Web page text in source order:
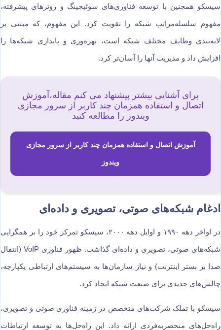
سیسکو همچنین با توسعه فناوری‌های سوئیچینگ و روترهای پیشرفته،
مفهوم سلسله‌مراتب شبکه را تقویت کرد. این مفهوم، که مبتنی بر
لایه‌بندی وظایف مختلف شبکه است، بهره‌وری و پایداری شبکه‌ها را
افزایش داد و مدیریت آنها را آسان‌تر کرد.
برای آشنایی بیشتر پیشنهاد می کنم مقاله،آموزش
اتصال و استفاده همزمان چند کاربر از سرور مجازی
ویندوز را مطالعه کنید
آموزش اتصال و استفاده همزمان چند کاربر از سرور مجازی
ویندوز
ادغام شبکه‌های صوتی، تصویری و داده‌ای
در اواخر دهه ۱۹۹۰ و اوایل دهه ۲۰۰۰، سیسکو تمرکز خود را بر همگرایی
شبکه‌های صوتی، تصویری و داده‌ای گذاشت. ظهور فناوری VoIP (انتقال
صدا بر بستر اینترنت) و نیاز سازمان‌ها به سیستم‌های ارتباطی یکپارچه،
چالش‌های جدیدی برای صنعت شبکه ایجاد کرد.
سیسکو با تملک شرکت‌های متخصص در زمینه فناوری صوتی و تصویری،
راه‌حل‌های منحصربه‌فردی ارائه داد. این راه‌حل‌ها به توسعه ارتباطات